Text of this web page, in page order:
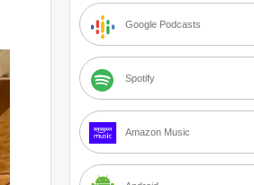
Google Podcasts
Spotify
Amazon Music